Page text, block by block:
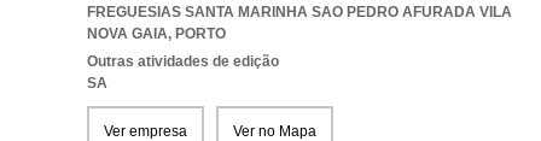
FREGUESIAS SANTA MARINHA SAO PEDRO AFURADA VILA
NOVA GAIA, PORTO
Outras atividades de edição
SA
Ver empresa Ver no Mapa